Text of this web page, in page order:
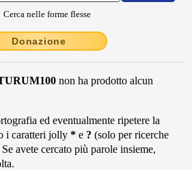
Cerca nelle forme flesse
Donazione
non ha prodotto alcun
ed eventualmente ripetere la
i caratteri jolly * e ? (solo per ricerche
avete cercato più parole insieme,